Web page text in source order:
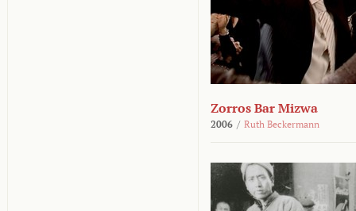
Zorros Bar Mizwa
2006 / Ruth Beckermann